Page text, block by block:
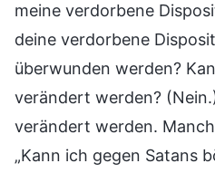
meine verdorbene
deine verdorbene
überwunden werden?
verändert werden?
verändert werden.
„Kann ich gegen Satans